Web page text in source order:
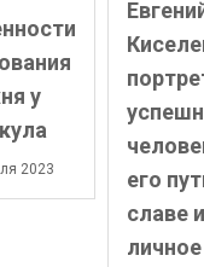
у
2023
его
славе и
личное